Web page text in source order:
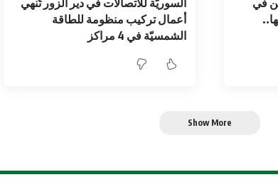
أعمال تركيب منظومة للطاقة
الشمسيّة في 4 مراكز
Show More